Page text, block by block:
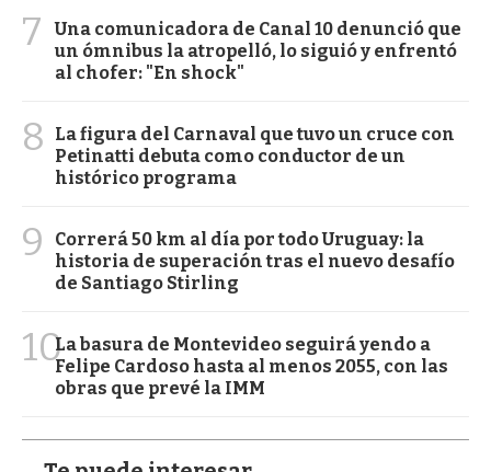
7
Una comunicadora de Canal 10 denunció que
un ómnibus la atropelló, lo siguió y enfrentó
al chofer: "En shock"
8
La figura del Carnaval que tuvo un cruce con
Petinatti debuta como conductor de un
histórico programa
9
Correrá 50 km al día por todo Uruguay: la
historia de superación tras el nuevo desafío
de Santiago Stirling
10La basura de Montevideo seguirá yendo a
Felipe Cardoso hasta al menos 2055, con las
obras que prevé la IMM